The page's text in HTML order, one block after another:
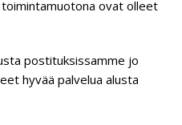
ovat olleet
postituksissamme jo
hyvää palvelua alusta